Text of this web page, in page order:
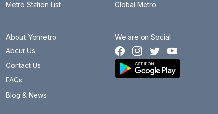
Metro Station List
Global Metro
About Yometro
About Us
Contact Us
FAQs
Blog & News
We are on Social